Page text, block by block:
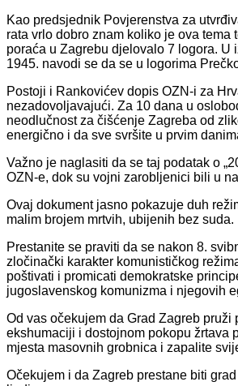
Kao predsjednik Povjerenstva za
rata vrlo dobro znam koliko je ova
poraća u Zagrebu djelovalo 7 logora.
1945. navodi se da se u logorima
Postoji i Rankovićev dopis OZN-i za
nezadovoljavajući. Za 10 dana u
neodlučnost za čišćenje Zagreba od
energično i da sve svršite u prvim
Važno je naglasiti da se taj podatak o
OZN-e, dok su vojni zarobljenici bili u
Ovaj dokument jasno pokazuje duh
malim brojem mrtvih, ubijenih bez suda.
Prestanite se praviti da se nakon 8.
zločinački karakter komunističkog
poštivati i promicati demokratske
jugoslavenskog komunizma i njegovih
Od vas očekujem da Grad Zagreb
ekshumaciji i dostojnom pokopu žrtava
mjesta masovnih grobnica i zapalite
Očekujem i da Zagreb prestane biti